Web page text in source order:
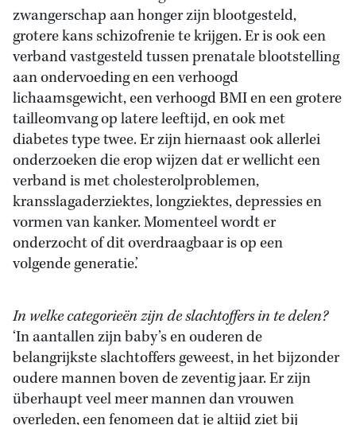
zwangerschap aan honger zijn blootgesteld,
grotere kans schizofrenie te krijgen. Er is ook een
verband vastgesteld tussen prenatale blootstelling
aan ondervoeding en een verhoogd
lichaamsgewicht, een verhoogd BMI en een grotere
tailleomvang op latere leeftijd, en ook met
diabetes type twee. Er zijn hiernaast ook allerlei
onderzoeken die erop wijzen dat er wellicht een
verband is met cholesterolproblemen,
kransslagaderziektes, longziektes, depressies en
vormen van kanker. Momenteel wordt er
onderzocht of dit overdraagbaar is op een
volgende generatie.’
In welke categorieën zijn de slachtoffers in te delen?
‘In aantallen zijn baby’s en ouderen de
belangrijkste slachtoffers geweest, in het bijzonder
oudere mannen boven de zeventig jaar. Er zijn
überhaupt veel meer mannen dan vrouwen
overleden, een fenomeen dat je altijd ziet bij